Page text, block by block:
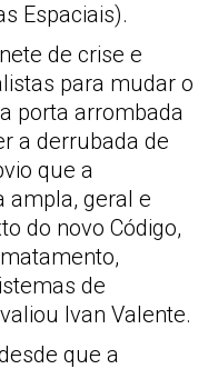
Espaciais).
de crise e
para mudar o
porta arrombada
a derrubada de
que a
ampla, geral e
do novo Código,
de
Ivan Valente.
que a